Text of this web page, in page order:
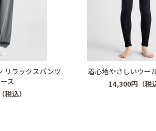
リラックスパンツ
ス
込）
着心地やさしいウー
14,300円（税